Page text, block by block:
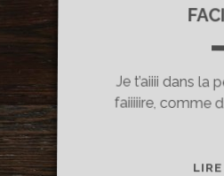
Je t’aiiii dans la
faiiiiire, comme